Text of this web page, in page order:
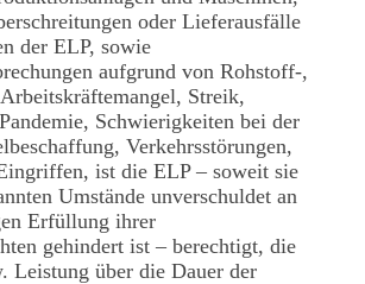
oder Lieferausfälle
der ELP, sowie
aufgrund von Rohstoff-,
Streik,
Schwierigkeiten bei der
Verkehrsstörungen,
ist die ELP – soweit sie
Umstände unverschuldet an
Erfüllung ihrer
gehindert ist – berechtigt, die
Leistung über die Dauer der